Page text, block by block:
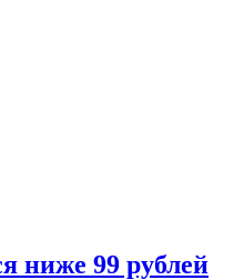
ниже 99 рублей